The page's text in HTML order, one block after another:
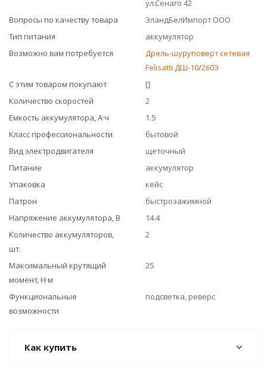
ул.Сенаго 42
Вопросы по качеству товара
ЭландБелИмпорт ООО
Тип питания
аккумулятор
Возможно вам потребуется
Дрель-шуруповерт сетевая
Felisatti ДШ-10/260Э
С этим товаром покупают
[]
Количество скоростей
2
Емкость аккумулятора, А·ч
1.5
Класс профессиональности
бытовой
Вид электродвигателя
щеточный
Питание
аккумулятор
Упаковка
кейс
Патрон
быстрозажимной
Напряжение аккумулятора, В
14.4
Количество аккумуляторов,
шт.
2
Максимальный крутящий
момент, Н·м
25
Функциональные
возможности
подсветка, реверс
Как купить